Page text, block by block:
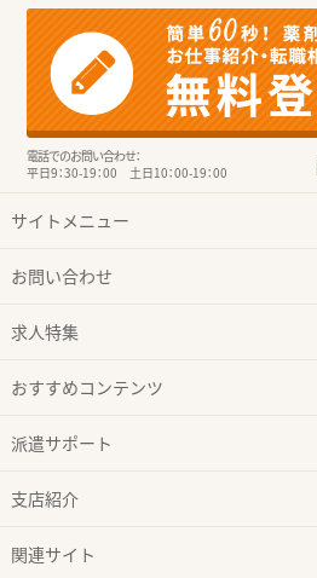
電話でのお問い合わせ：
平日9：30-19：00 土日10：00-19：00
サイトメニュー
お問い合わせ
求人特集
おすすめコンテンツ
派遣サポート
支店紹介
関連サイト